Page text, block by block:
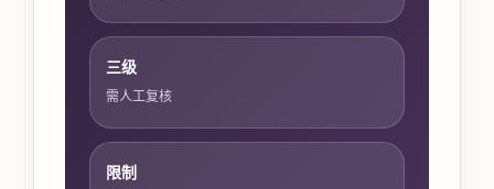
三级
需人工复核
限制